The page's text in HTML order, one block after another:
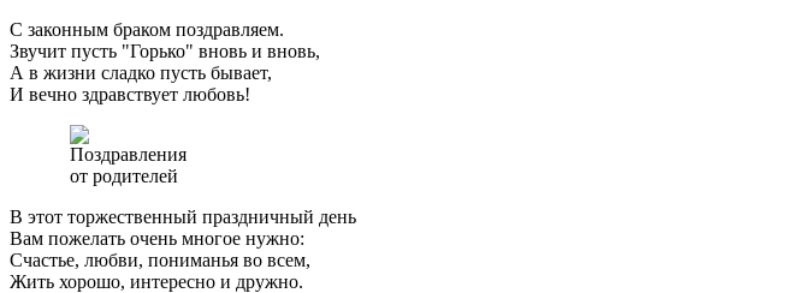
С законным браком поздравляем.
Звучит пусть "Горько" вновь и вновь,
А в жизни сладко пусть бывает,
И вечно здравствует любовь!
В этот торжественный праздничный день
Вам пожелать очень многое нужно:
Счастье, любви, пониманья во всем,
Жить хорошо, интересно и дружно.